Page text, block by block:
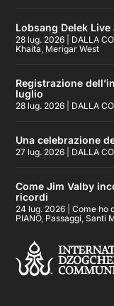
Lobsang Delek
28 lug. 2026 DALLA
Khaita, Merigar West
Registrazione
luglio
28 lug. 2026 DALLA
Una celebrazione
27 lug. 2026 DALLA
Come Jim Valby
ricordi
24 lug. 2026 |Come ho
PIANO, Passaggi,Santi